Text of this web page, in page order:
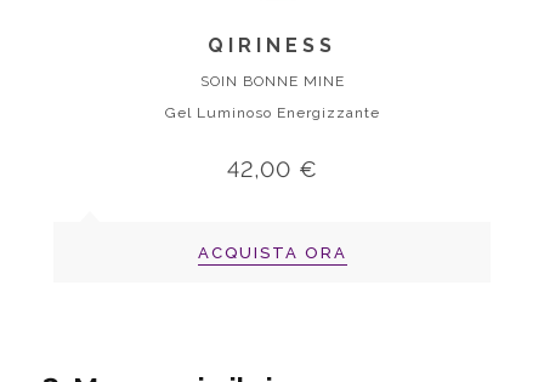
QIRINESS
SOIN BONNE MINE
Gel Luminoso Energizzante
42,00 €
ACQUISTA ORA